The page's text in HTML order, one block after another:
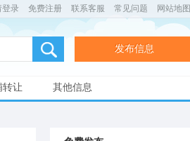
登录 免费注册 联系客服 常见问题 网站地图
发布信息
转让 其他信息